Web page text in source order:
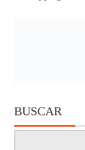
BUSCAR